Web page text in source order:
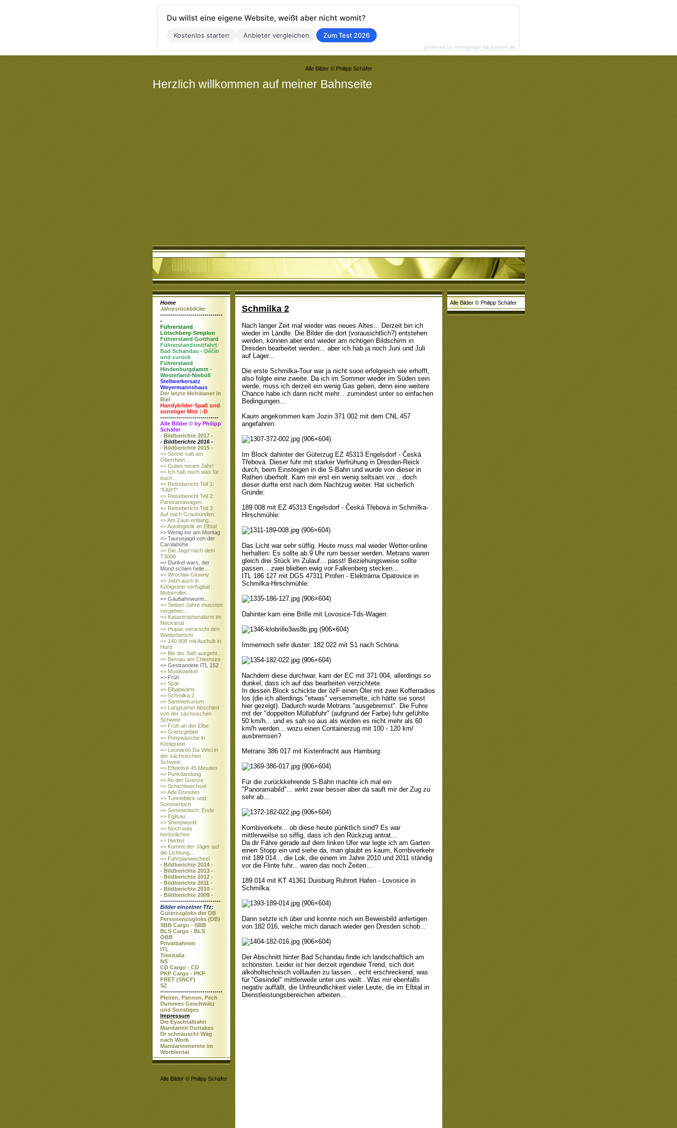
Alle Bilder © Philipp Schäfer
Herzlich willkommen auf meiner Bahnseite
Home
Jahresrückblicke
-------------------------------
-
Führerstand
Lötschberg-Simplon
Führerstand Gotthard
Führerstandsmitfahrt
Bad Schandau - Děčín
und zurück
Führerstand
Hindenburgdamm -
Westerland-Niebüll
Stellwerkersatz
Weyermannshaus
Der letzte Mohikaner in
Biel
Handybilder-Spaß und
sonstiger Mist :-D
-----------------------------
Alle Bilder © by Philipp
Schäfer
- Bildberichte 2017 -
- Bildberichte 2016 -
- Bildberichte 2015 -
=> Sonne satt am
Oberrhein...
=> Gutes neues Jahr!
=> Ich hab noch was für
euch...
=> Reisebericht Teil 1:
"FART"
=> Reisebericht Teil 2:
Panoramawagen
=> Reisebericht Teil 3:
Auf nach Graubünden
=> Am Zaun entlang...
=> Autologistik im Elbtal
=> Wenig los am Montag
=> Taurusjagd von der
Carolahöhe
=> Die Jagd nach dem
T3000
=> Dunkel wars, der
Mond schien helle...
=> Wroclaw Glowny
=> Jetzt auch in
Königstein verfügbar:
Motorroller...
=> Gäubahnwurm...
=> Sieben Jahre mussten
vergehen...
=> Katastrophenalarm im
Neckartal
=> Hupac verarscht den
Wetterbericht
=> 140 808 mit Aushub in
Horb
=> Bis der Saft ausgeht...
=> Bernau am Chiemsee
=> Gestrandete ITL 152
=> Musikwinkel
=> Früh
=> Spät
=> Elbabwärts
=> Schmilka 2
=> Sammelsurium
=> Langsamer Abschied
von der sächsischen
Schweiz
=> Früh an der Elbe
=> Grenzgebiet
=> Ponywäsche in
Königstein
=> Leonardo Da Vinci in
der sächsischen
Schweiz
=> Effektive 45 Minuten
=> Punktlandung
=> An der Grenze
=> Schichtwechsel
=> Ade Dresden
=> Tunnelblick und
Sommerloch
=> Sommerloch: Ende
=> Eglisau
=> Sheepworld
=> Noch was
herbstliches
=> Herbst
=> Kommt der Jäger auf
die Lichtung...
=> Fahrplanwechsel
- Bildberichte 2014 -
- Bildberichte 2013 -
- Bildberichte 2012 -
- Bildberichte 2011 -
- Bildberichte 2010 -
- Bildberichte 2009 -
------------------------------
Bilder einzelner Tfz:
Güterzugloks der DB
Personenzugloks (DB)
SBB Cargo - SBB
BLS Cargo - BLS
ÖBB
Privatbahnen
ITL
Trenitalia
NS
CD Cargo - CD
PKP Cargo - PKP
FRET (SNCF)
SZ
-------------------------------
Pleiten, Pannen, Pech
Dummes Geschwätz
und Sonstiges
Impressum
Die Eyachtalbahn
Mandarinli Outtakes
Dr schnäuscht Wäg
nach Worb
Mandarinenernte im
Worblental
Alle Bilder © Philipp Schäfer
Schmilka 2
Nach langer Zeit mal wieder was neues Altes... Derzeit bin ich
wieder im Ländle. Die Bilder die dort (vorausichtlich?) entstehen
werden, können aber erst wieder am richtigen Bildschirm in
Dresden bearbeitet werden... aber ich hab ja noch Juni und Juli
auf Lager...
Die erste Schmilka-Tour war ja nicht sooo erfolgreich wie erhofft,
also folgte eine zweite. Da ich im Sommer wieder im Süden sein
werde, muss ich derzeit ein wenig Gas geben, denn eine weitere
Chance habe ich dann nicht mehr... zumindest unter so einfachen
Bedingungen...
Kaum angekommen kam Jozin 371 002 mit dem CNL 457
angefahren:
Im Block dahinter der Güterzug EZ 45313 Engelsdorf - Česká
Třebová. Dieser fuhr mit starker Verfrühung in Dresden-Reick
durch, beim Einsteigen in die S-Bahn und wurde von dieser in
Rathen überholt. Kam mir erst ein wenig seltsam vor... doch
dieser durfte erst nach dem Nachtzug weiter. Hat sicherlich
Gründe:
189 008 mit EZ 45313 Engelsdorf - Česká Třebová in Schmilka-
Hirschmühle:
Das Licht war sehr süffig. Heute muss mal wieder Wetter-online
herhalten: Es sollte ab 9 Uhr rum besser werden. Metrans waren
gleich drei Stück im Zulauf... passt! Beziehungsweise sollte
passen... zwei blieben ewig vor Falkenberg stecken...
ITL 186 127 mit DGS 47311 Profen - Elektrárna Opatovice in
Schmilka-Hirschmühle:
Dahinter kam eine Brille mit Lovosice-Tds-Wagen:
Immernoch sehr duster: 182 022 mit S1 nach Schöna:
Nachdem diese durchwar, kam der EC mit 371 004, allerdings so
dunkel, dass ich auf das bearbeiten verzichtete.
In dessen Block schickte der özF einen Öler mit zwei Kofferradios
los (die ich allerdings "etwas" versemmelte, ich hätte sie sonst
hier gezeigt). Dadurch wurde Metrans "ausgebremst". Die Fuhre
mit der "doppelten Müllabfuhr" (aufgrund der Farbe) fuhr gefühlte
50 km/h... und es sah so aus als würden es nicht mehr als 60
km/h werden... wozu einen Containerzug mit 100 - 120 km/
ausbremsen?
Metrans 386 017 mit Kistenfracht aus Hamburg:
Für die zurückkehrende S-Bahn machte ich mal ein
"Panoramabild"... wirkt zwar besser aber da sauft mir der Zug zu
sehr ab...
Kombiverkehr... ob diese heute pünktlich sind? Es war
mittlerweilse so siffig, dass ich den Rückzug antrat...
Da dir Fähre gerade auf dem linken Ufer war legte ich am Garten
einen Stopp ein und siehe da, man glaubt es kaum, Kombiverkehr
mit 189 014... die Lok, die einem im Jahre 2010 und 2011 ständig
vor die Flinte fuhr... waren das noch Zeiten...
189 014 mit KT 41361 Duisburg Ruhrort Hafen - Lovosice in
Schmilka:
Dann setzte ich über und konnte noch ein Beweisbild anfertigen
von 182 016, welche mich danach wieder gen Dresden schob...
Der Abschnitt hinter Bad Schandau finde ich landschaftlich am
schönsten. Leider ist hier derzeit irgendwie Trend, sich dort
alkoholtechnisch volllaufen zu lassen... echt erschreckend, was
für "Gesindel" mittlerweile unter uns weilt.. Was mir ebenfalls
negativ auffällt, die Unfreundlichkeit vieler Leute, die im Elbtal in
Dienstleistungsbereichen arbeiten...
Alle Bilder © Philipp Schäfer
Du willst eine eigene Website, weißt aber nicht womit?
Kostenlos starten Anbieter vergleichen Zum Test 2026
powered by homepage-baukasten.de